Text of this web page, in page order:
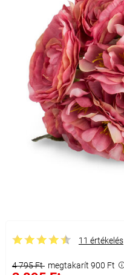
11 értékelés
4 795 Ft megtakarít 900 Ft